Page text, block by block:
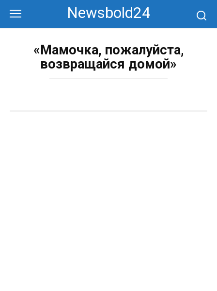
контенту
Newsbold24
«Мамочка, пожалуйста,
возвращайся домой»